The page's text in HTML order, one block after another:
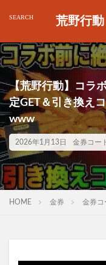
荒野行
【荒野行動】コラ
定GET＆引き換え
www
2026年1月13日 金券コー
HOME 金券 金券コ